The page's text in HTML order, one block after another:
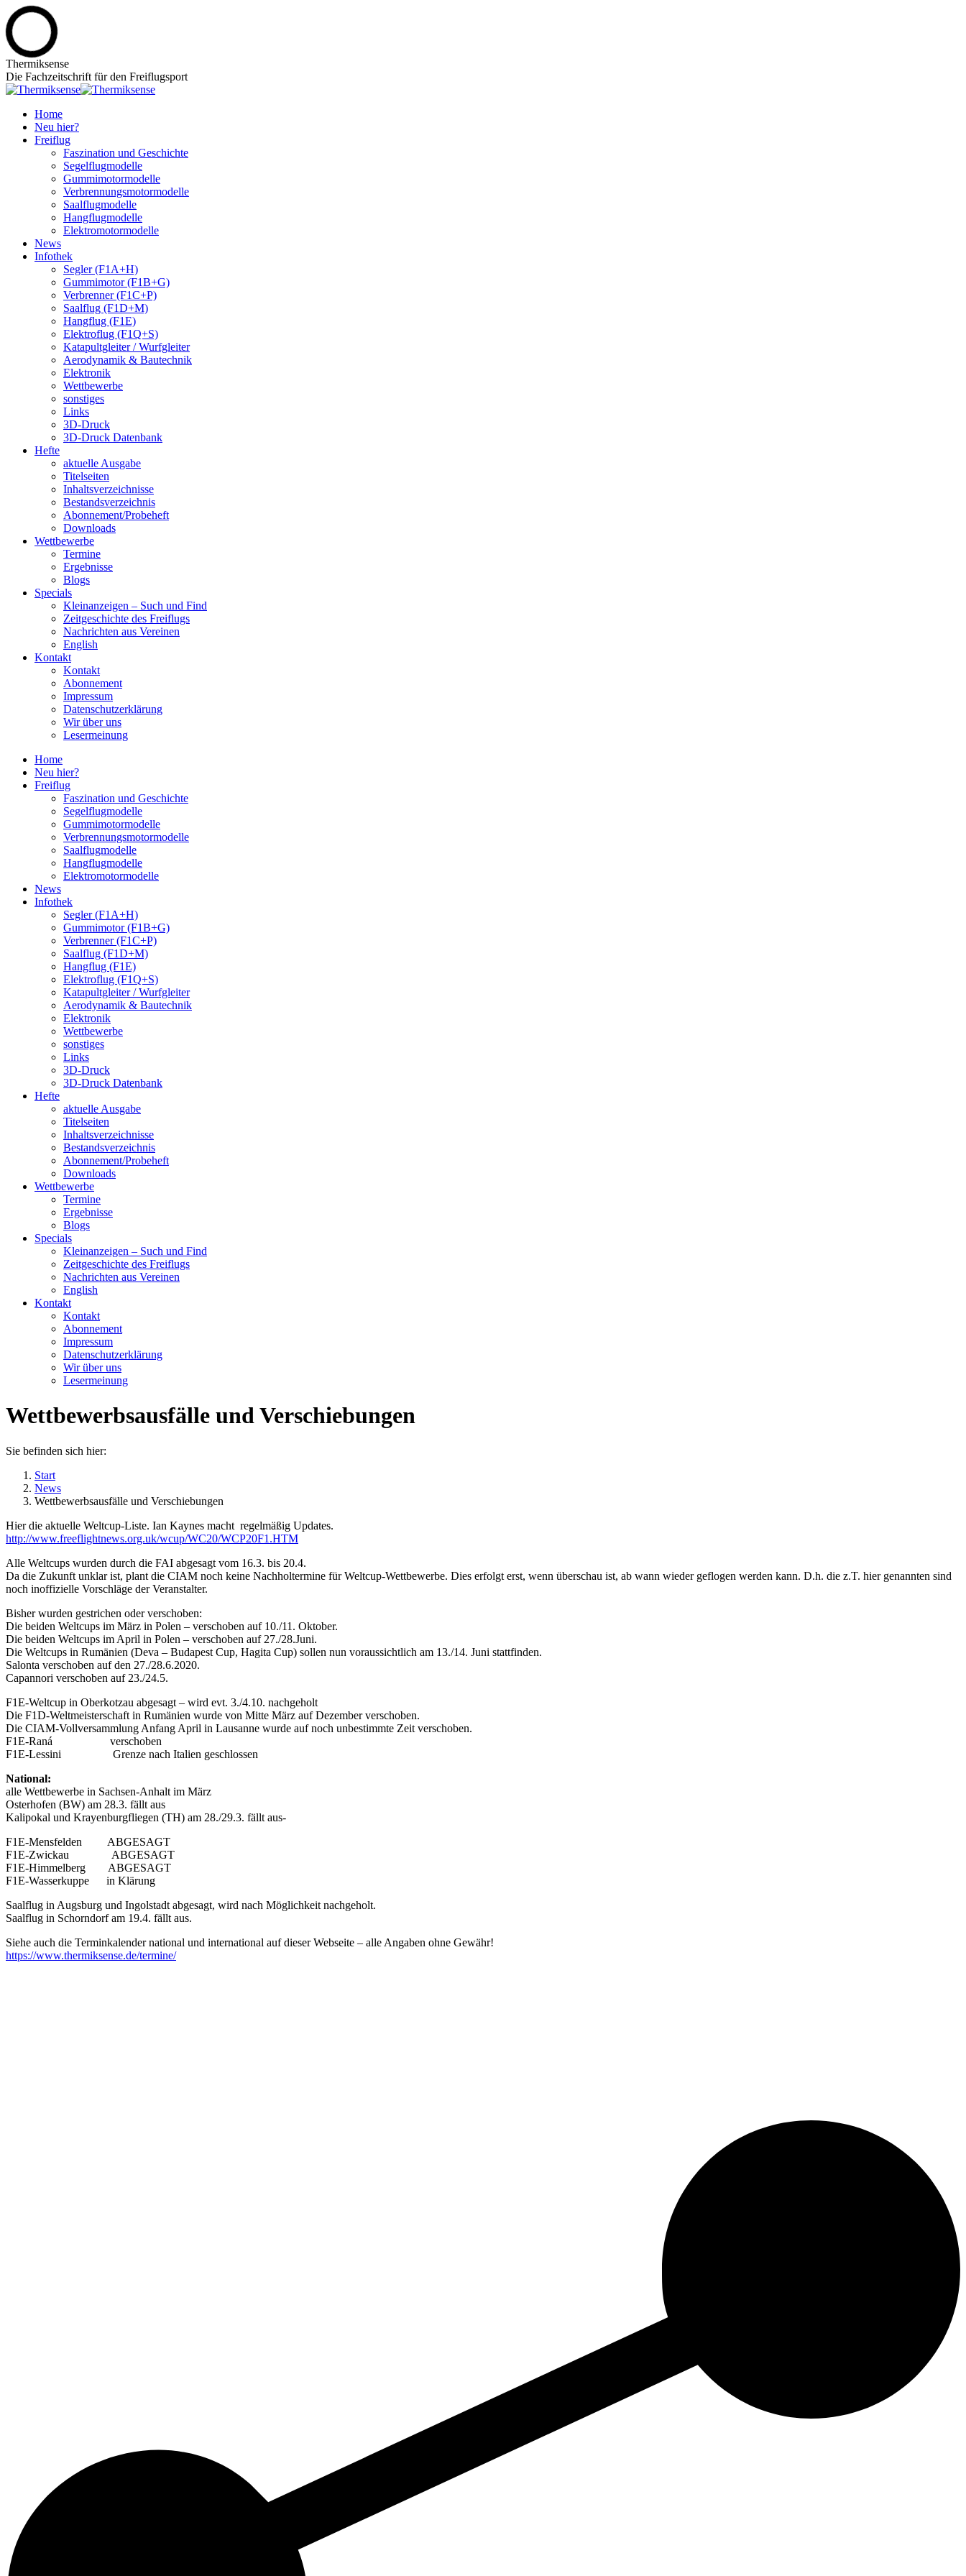
Zum
Inhalt
springen
Thermiksense
Die Fachzeitschrift für den Freiflugsport
Home
Neu hier?
Freiflug
Faszination und Geschichte
Segelflugmodelle
Gummimotormodelle
Verbrennungsmotormodelle
Saalflugmodelle
Hangflugmodelle
Elektromotormodelle
News
Infothek
Segler (F1A+H)
Gummimotor (F1B+G)
Verbrenner (F1C+P)
Saalflug (F1D+M)
Hangflug (F1E)
Elektroflug (F1Q+S)
Katapultgleiter / Wurfgleiter
Aerodynamik & Bautechnik
Elektronik
Wettbewerbe
sonstiges
Links
3D-Druck
3D-Druck Datenbank
Hefte
aktuelle Ausgabe
Titelseiten
Inhaltsverzeichnisse
Bestandsverzeichnis
Abonnement/Probeheft
Downloads
Wettbewerbe
Termine
Ergebnisse
Blogs
Specials
Kleinanzeigen – Such und Find
Zeitgeschichte des Freiflugs
Nachrichten aus Vereinen
English
Kontakt
Kontakt
Abonnement
Impressum
Datenschutzerklärung
Wir über uns
Lesermeinung
Home
Neu hier?
Freiflug
Faszination und Geschichte
Segelflugmodelle
Gummimotormodelle
Verbrennungsmotormodelle
Saalflugmodelle
Hangflugmodelle
Elektromotormodelle
News
Infothek
Segler (F1A+H)
Gummimotor (F1B+G)
Verbrenner (F1C+P)
Saalflug (F1D+M)
Hangflug (F1E)
Elektroflug (F1Q+S)
Katapultgleiter / Wurfgleiter
Aerodynamik & Bautechnik
Elektronik
Wettbewerbe
sonstiges
Links
3D-Druck
3D-Druck Datenbank
Hefte
aktuelle Ausgabe
Titelseiten
Inhaltsverzeichnisse
Bestandsverzeichnis
Abonnement/Probeheft
Downloads
Wettbewerbe
Termine
Ergebnisse
Blogs
Specials
Kleinanzeigen – Such und Find
Zeitgeschichte des Freiflugs
Nachrichten aus Vereinen
English
Kontakt
Kontakt
Abonnement
Impressum
Datenschutzerklärung
Wir über uns
Lesermeinung
Wettbewerbsausfälle und Verschiebungen
Sie befinden sich hier:
Start
News
Wettbewerbsausfälle und Verschiebungen
Hier die aktuelle Weltcup-Liste. Ian Kaynes macht regelmäßig Updates.
http://www.freeflightnews.org.uk/wcup/WC20/WCP20F1.HTM
Alle Weltcups wurden durch die FAI abgesagt vom 16.3. bis 20.4.
Da die Zukunft unklar ist, plant die CIAM noch keine Nachholtermine für Weltcup-Wettbewerbe. Dies erfolgt erst, wenn überschau ist, ab wann wieder geflogen werden kann. D.h. die z.T. hier genannten sind
noch inoffizielle Vorschläge der Veranstalter.
Bisher wurden gestrichen oder verschoben:
Die beiden Weltcups im März in Polen – verschoben auf 10./11. Oktober.
Die beiden Weltcups im April in Polen – verschoben auf 27./28.Juni.
Die Weltcups in Rumänien (Deva – Budapest Cup, Hagita Cup) sollen nun voraussichtlich am 13./14. Juni stattfinden.
Salonta verschoben auf den 27./28.6.2020.
Capannori verschoben auf 23./24.5.
F1E-Weltcup in Oberkotzau abgesagt – wird evt. 3./4.10. nachgeholt
Die F1D-Weltmeisterschaft in Rumänien wurde von Mitte März auf Dezember verschoben.
Die CIAM-Vollversammlung Anfang April in Lausanne wurde auf noch unbestimmte Zeit verschoben.
F1E-Raná
verschoben
F1E-Lessini
Grenze nach Italien geschlossen
National:
alle Wettbewerbe in Sachsen-Anhalt im März
Osterhofen (BW) am 28.3. fällt aus
Kalipokal und Krayenburgfliegen (TH) am 28./29.3. fällt aus-
F1E-Mensfelden ABGESAGT
F1E-Zwickau ABGESAGT
F1E-Himmelberg ABGESAGT
F1E-Wasserkuppe in Klärung
Saalflug in Augsburg und Ingolstadt abgesagt, wird nach Möglichkeit nachgeholt.
Saalflug in Schorndorf am 19.4. fällt aus.
Siehe auch die Terminkalender national und international auf dieser Webseite – alle Angaben ohne Gewähr!
https://www.thermiksense.de/termine/